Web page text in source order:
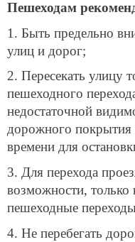
Пешеходам
1. Быть предельно
улиц и дорог;
2. Пересекать улицу
пешеходного
недостаточной
дорожного покрытия
времени для
3. Для перехода
возможности,
пешеходные
4. Не перебегать